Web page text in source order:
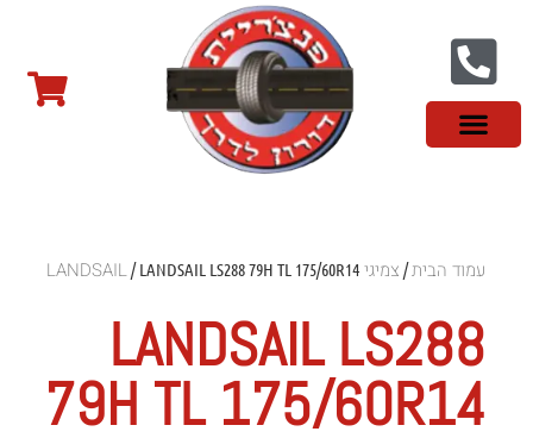
עמוד הבית/צמיגי LANDSAIL/ LANDSAIL LS288 79H TL 175/60R14
LANDSAIL LS288
79H TL 175/60R14